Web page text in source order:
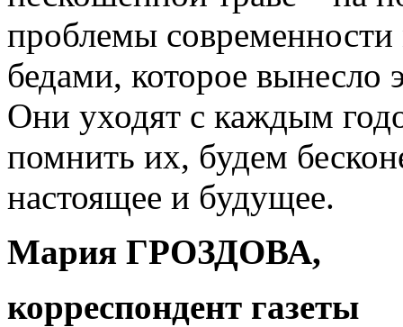
проблемы
бедами, которое вынесло
Они уходят с каждым
помнить их, будем
настоящее и будущее.
Мария ГРОЗДОВА,
корреспондент газеты